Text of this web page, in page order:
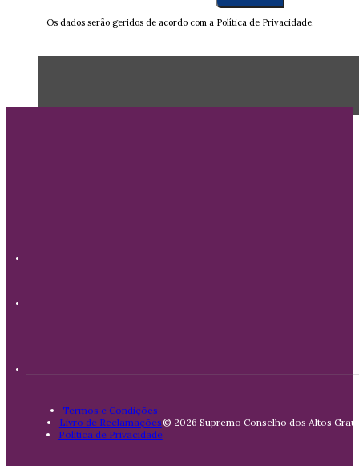
Os dados serão geridos de acordo com a Política de Privacidade.
Termos e Condições
Livro de Reclamações
Política de Privacidade
© 2026 Supremo Conselho dos Altos